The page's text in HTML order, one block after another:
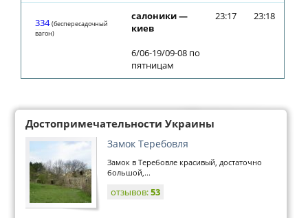
334 (беспересадочный
вагон)
салоники —
киев
6/06-19/09-08 по
пятницам
23:17 23:18
Достопримечательности Украины
Замок Теребовля
Замок в Теребовле красивый, достаточно
большой,...
отзывов:53